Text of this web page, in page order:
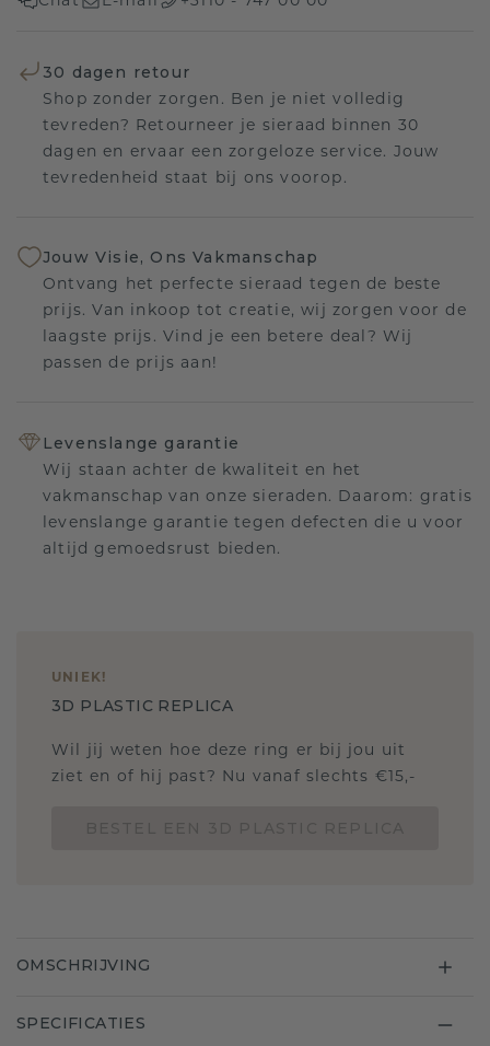
30 dagen retour
Shop zonder zorgen. Ben je niet volledig
tevreden? Retourneer je sieraad binnen 30
dagen en ervaar een zorgeloze service. Jouw
tevredenheid staat bij ons voorop.
Jouw Visie, Ons Vakmanschap
Ontvang het perfecte sieraad tegen de beste
prijs. Van inkoop tot creatie, wij zorgen voor de
laagste prijs. Vind je een betere deal? Wij
passen de prijs aan!
Levenslange garantie
Wij staan achter de kwaliteit en het
vakmanschap van onze sieraden. Daarom: gratis
levenslange garantie tegen defecten die u voor
altijd gemoedsrust bieden.
UNIEK!
3D PLASTIC REPLICA
Wil jij weten hoe deze ring er bij jou uit
ziet en of hij past? Nu vanaf slechts €15,-
OMSCHRIJVING
SPECIFICATIES